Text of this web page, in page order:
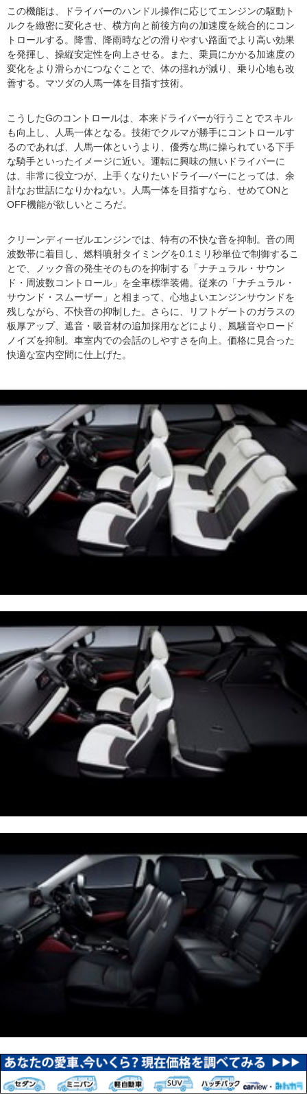
この機能は、ドライバーのハンドル操作に応じてエンジンの駆動ト
ルクを緻密に変化させ、横方向と前後方向の加速度を統合的にコン
トロールする。降雪、降雨時などの滑りやすい路面でより高い効果
を発揮し、操縦安定性を向上させる。また、乗員にかかる加速度の
変化をより滑らかにつなぐことで、体の揺れが減り、乗り心地も改
善する。マツダの人馬一体を目指す技術。
こうしたGのコントロールは、本来ドライバーが行うことでスキル
も向上し、人馬一体となる。技術でクルマが勝手にコントロールす
るのであれば、人馬一体というより、優秀な馬に操られている下手
な騎手といったイメージに近い。運転に興味の無いドライバーに
は、非常に役立つが、上手くなりたいドライ―バーにとっては、余
計なお世話になりかねない。人馬一体を目指すなら、せめてONと
OFF機能が欲しいところだ。
クリーンディーゼルエンジンでは、特有の不快な音を抑制。音の周
波数帯に着目し、燃料噴射タイミングを0.1ミリ秒単位で制御するこ
とで、ノック音の発生そのものを抑制する「ナチュラル・サウン
ド・周波数コントロール」を全車標準装備。従来の「ナチュラル・
サウンド・スムーザー」と相まって、心地よいエンジンサウンドを
残しながら、不快音の抑制した。さらに、リフトゲートのガラスの
板厚アップ、遮音・吸音材の追加採用などにより、風騒音やロード
ノイズを抑制。車室内での会話のしやすさを向上。価格に見合った
快適な室内空間に仕上げた。